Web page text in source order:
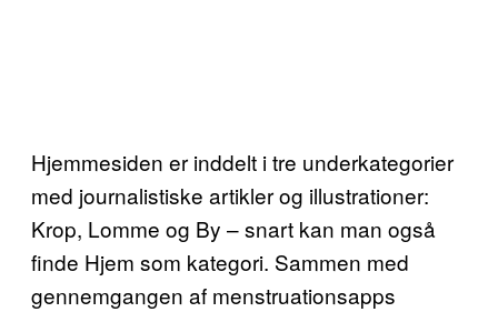
Hjemmesiden er inddelt i tre underkategorier
med journalistiske artikler og illustrationer:
Krop, Lomme og By – snart kan man også
finde Hjem som kategori. Sammen med
gennemgangen af menstruationsapps